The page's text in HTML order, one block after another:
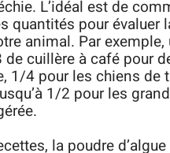
L’idéal est de
quantités pour évaluer
animal. Par exemple,
cuillère à café pour
1/4 pour les chiens de
1/2 pour les
la poudre